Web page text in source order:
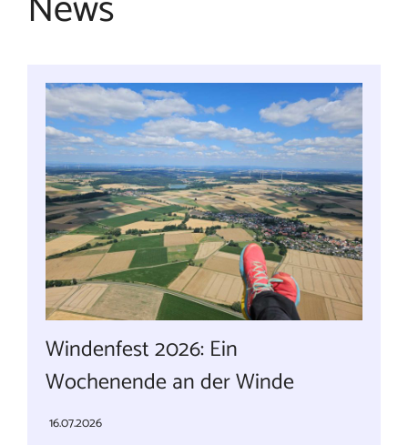
Windenfest 2026: Ein
Wochenende an der Winde
16.07.2026